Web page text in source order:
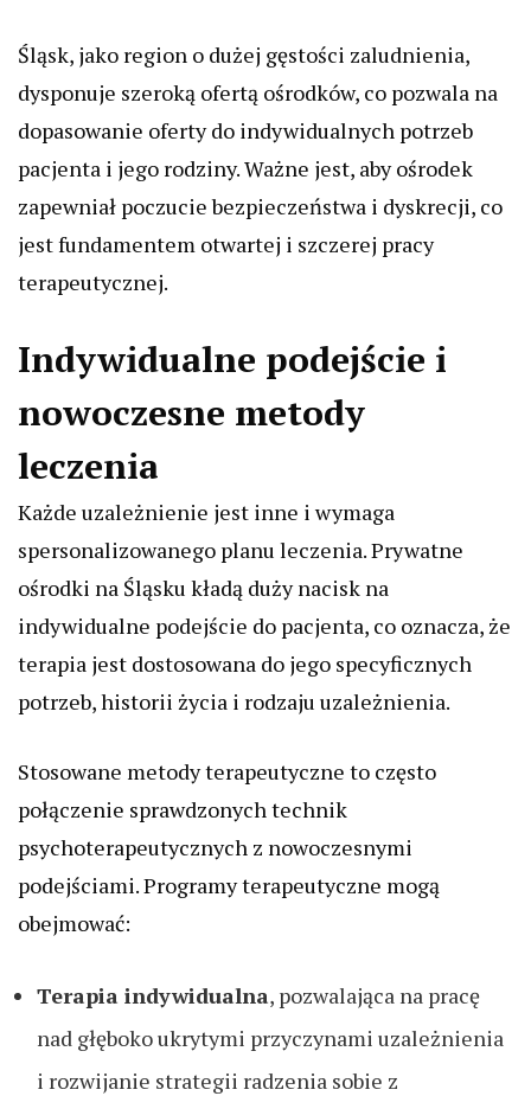
Śląsk, jako region o dużej gęstości zaludnienia,
dysponuje szeroką ofertą ośrodków, co pozwala na
dopasowanie oferty do indywidualnych potrzeb
pacjenta i jego rodziny. Ważne jest, aby ośrodek
zapewniał poczucie bezpieczeństwa i dyskrecji, co
jest fundamentem otwartej i szczerej pracy
terapeutycznej.
Indywidualne podejście i
nowoczesne metody
leczenia
Każde uzależnienie jest inne i wymaga
spersonalizowanego planu leczenia. Prywatne
ośrodki na Śląsku kładą duży nacisk na
indywidualne podejście do pacjenta, co oznacza, że
terapia jest dostosowana do jego specyficznych
potrzeb, historii życia i rodzaju uzależnienia.
Stosowane metody terapeutyczne to często
połączenie sprawdzonych technik
psychoterapeutycznych z nowoczesnymi
podejściami. Programy terapeutyczne mogą
obejmować:
Terapia indywidualna, pozwalająca na pracę
nad głęboko ukrytymi przyczynami uzależnienia
i rozwijanie strategii radzenia sobie z